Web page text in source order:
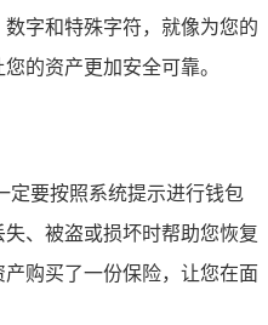
字和特殊字符，就像为您的
的资产更加安全可靠。
定要按照系统提示进行钱包
、被盗或损坏时帮助您恢复
购买了一份保险，让您在面